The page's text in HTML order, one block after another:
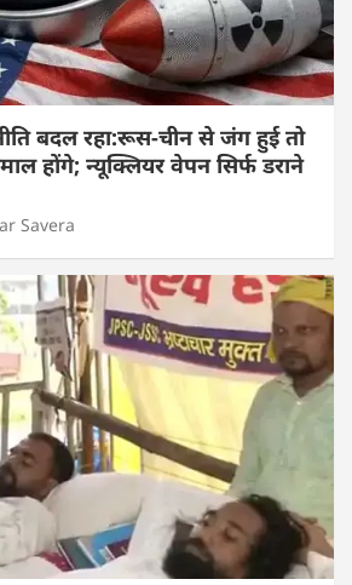
बदल रहा:रूस-चीन से जंग हुई तो
होंगे; न्यूक्लियर वेपन सिर्फ डराने
Savera